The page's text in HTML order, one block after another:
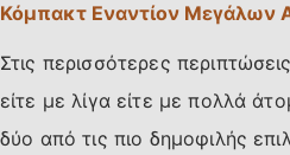
Κόμπακτ Εναντίον Μεγάλων
Στις περισσότερες
είτε με λίγα είτε με πολλά
δύο από τις πιο δημοφιλής